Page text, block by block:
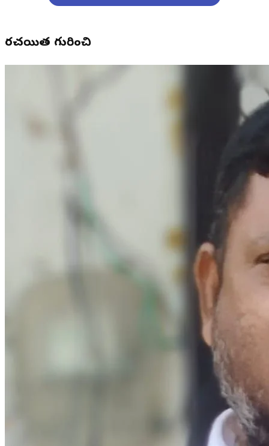
రచయిత గురించి